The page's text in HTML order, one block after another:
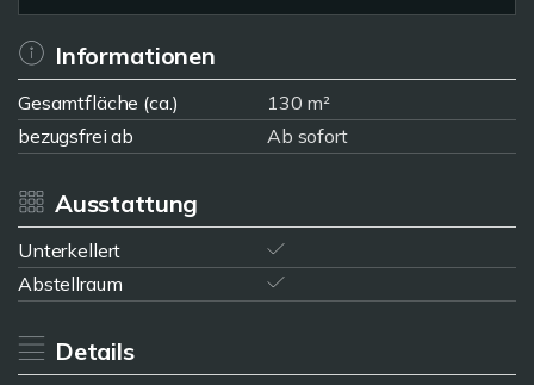
Informationen
Gesamtfläche (ca.)
130 m²
bezugsfrei ab
Ab sofort
Ausstattung
Unterkellert
Abstellraum
Details